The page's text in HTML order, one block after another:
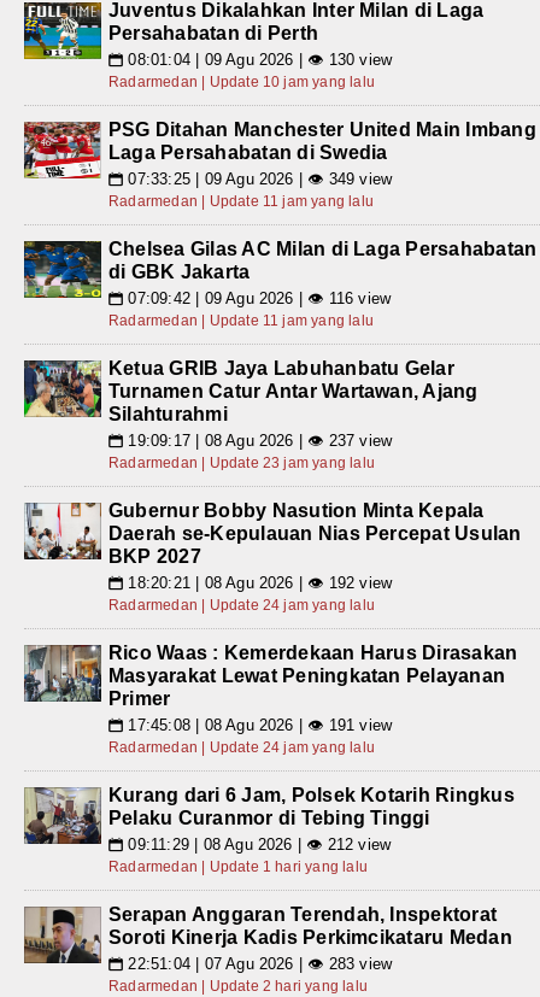
Juventus Dikalahkan Inter Milan di Laga
Persahabatan di Perth
📅 08:01:04 | 09 Agu 2026 | 👁 130 view
Radarmedan | Update 10 jam yang lalu
PSG Ditahan Manchester United Main Imbang
Laga Persahabatan di Swedia
📅 07:33:25 | 09 Agu 2026 | 👁 349 view
Radarmedan | Update 11 jam yang lalu
Chelsea Gilas AC Milan di Laga Persahabatan
di GBK Jakarta
📅 07:09:42 | 09 Agu 2026 | 👁 116 view
Radarmedan | Update 11 jam yang lalu
Ketua GRIB Jaya Labuhanbatu Gelar
Turnamen Catur Antar Wartawan, Ajang
Silahturahmi
📅 19:09:17 | 08 Agu 2026 | 👁 237 view
Radarmedan | Update 23 jam yang lalu
Gubernur Bobby Nasution Minta Kepala
Daerah se-Kepulauan Nias Percepat Usulan
BKP 2027
📅 18:20:21 | 08 Agu 2026 | 👁 192 view
Radarmedan | Update 24 jam yang lalu
Rico Waas : Kemerdekaan Harus Dirasakan
Masyarakat Lewat Peningkatan Pelayanan
Primer
📅 17:45:08 | 08 Agu 2026 | 👁 191 view
Radarmedan | Update 24 jam yang lalu
Kurang dari 6 Jam, Polsek Kotarih Ringkus
Pelaku Curanmor di Tebing Tinggi
📅 09:11:29 | 08 Agu 2026 | 👁 212 view
Radarmedan | Update 1 hari yang lalu
Serapan Anggaran Terendah, Inspektorat
Soroti Kinerja Kadis Perkimcikataru Medan
📅 22:51:04 | 07 Agu 2026 | 👁 283 view
Radarmedan | Update 2 hari yang lalu